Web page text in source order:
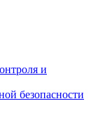
и
безопасности